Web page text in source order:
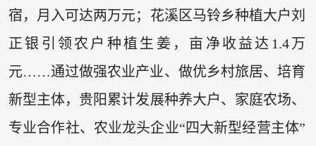
宿，月入可达两万元；花溪区马铃乡种植大户刘
正银引领农户种植生姜，亩净收益达1.4万
元……通过做强农业产业、做优乡村旅居、培育
新型主体，贵阳累计发展种养大户、家庭农场、
专业合作社、农业龙头企业“四大新型经营主体”